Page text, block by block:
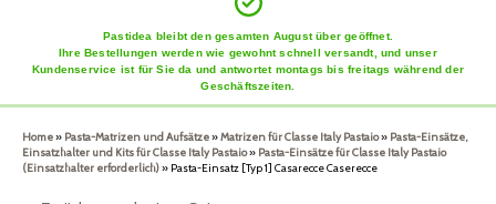
Pastidea bleibt den gesamten August über geöffnet.
Ihre Bestellungen werden wie gewohnt schnell versandt, und unser
Kundenservice ist für Sie da und antwortet montags bis freitags während der
Geschäftszeiten.
Home» Pasta-Matrizen und Aufsätze»Matrizen für Classe Italy Pastaio» Pasta-Einsätze,
Einsatzhalter und Kits für Classe Italy Pastaio» Pasta-Einsätze für Classe Italy Pastaio
(Einsatzhalter erforderlich)» Pasta-Einsatz [Typ 1] Casarecce Caserecce